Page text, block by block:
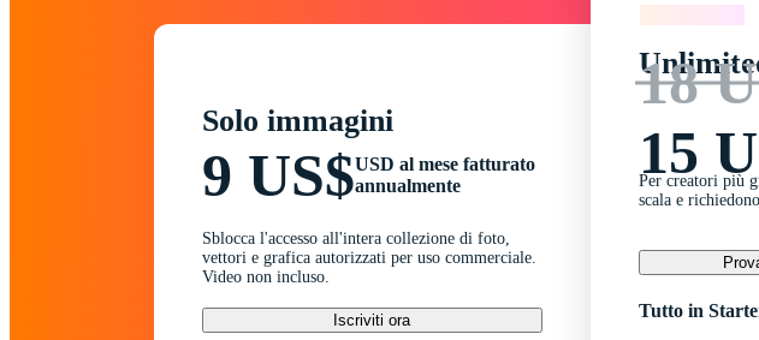
Solo immagini
9 US$USD al mese fatturato
annualmente
Sblocca l'accesso all'intera collezione di foto,
vettori e grafica autorizzati per uso commerciale.
Video non incluso.
Iscriviti ora
18
15
Per creatori più
scala e
Tutto in